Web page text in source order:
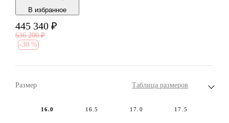
В избранноe
445 340 ₽
636 200 ₽
-30 %
Размер Таблица размеров
16.0 16.5 17.0 17.5